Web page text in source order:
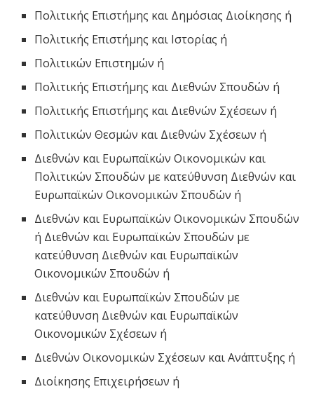
Πολιτικής Επιστήμης και Δημόσιας Διοίκησης ή
Πολιτικής Επιστήμης και Ιστορίας ή
Πολιτικών Επιστημών ή
Πολιτικής Επιστήμης και Διεθνών Σπουδών ή
Πολιτικής Επιστήμης και Διεθνών Σχέσεων ή
Πολιτικών Θεσμών και Διεθνών Σχέσεων ή
Διεθνών και Ευρωπαϊκών Οικονομικών και
Πολιτικών Σπουδών με κατεύθυνση Διεθνών και
Ευρωπαϊκών Οικονομικών Σπουδών ή
Διεθνών και Ευρωπαϊκών Οικονομικών Σπουδών
ή Διεθνών και Ευρωπαϊκών Σπουδών με
κατεύθυνση Διεθνών και Ευρωπαϊκών
Οικονομικών Σπουδών ή
Διεθνών και Ευρωπαϊκών Σπουδών με
κατεύθυνση Διεθνών και Ευρωπαϊκών
Οικονομικών Σχέσεων ή
Διεθνών Οικονομικών Σχέσεων και Ανάπτυξης ή
Διοίκησης Επιχειρήσεων ή